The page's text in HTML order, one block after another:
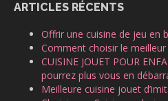
ARTICLES RÉCENTS
Offrir une cuisine de jeu en
Comment choisir le
CUISINE JOUET POUR
pourrez plus vous en
Meilleure cuisine jouet